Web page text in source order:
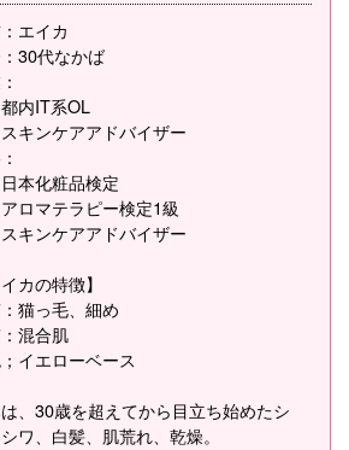
エイカ
30代なかば
IT系OL
ンケアアドバイザー
化粧品検定
マテラピー検定1級
ンケアアドバイザー
イカの特徴】
猫っ毛、細め
混合肌
イエローベース
、30歳を超えてから目立ち始めたシ
ワ、白髪、肌荒れ、乾燥。